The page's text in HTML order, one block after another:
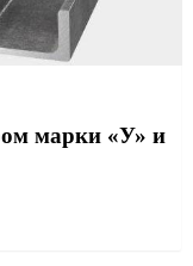
марки «У» и